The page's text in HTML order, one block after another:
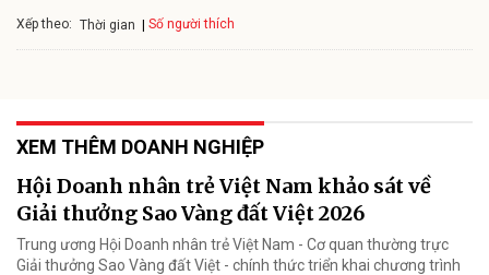
Xếp theo: Thời gian Số người thích
XEM THÊM DOANH NGHIỆP
Hội Doanh nhân trẻ Việt Nam khảo sát về
Giải thưởng Sao Vàng đất Việt 2026
Trung ương Hội Doanh nhân trẻ Việt Nam - Cơ quan thường trực
Giải thưởng Sao Vàng đất Việt - chính thức triển khai chương trình